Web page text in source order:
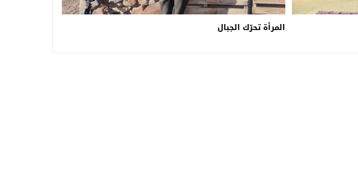
المرأة تحرّك الجبال